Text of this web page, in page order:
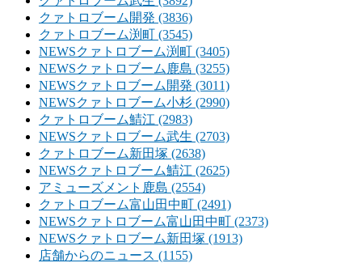
クァトロブーム開発 (3836)
クァトロブーム渕町 (3545)
NEWSクァトロブーム渕町 (3405)
NEWSクァトロブーム鹿島 (3255)
NEWSクァトロブーム開発 (3011)
NEWSクァトロブーム小杉 (2990)
クァトロブーム鯖江 (2983)
NEWSクァトロブーム武生 (2703)
クァトロブーム新田塚 (2638)
NEWSクァトロブーム鯖江 (2625)
アミューズメント鹿島 (2554)
クァトロブーム富山田中町 (2491)
NEWSクァトロブーム富山田中町 (2373)
NEWSクァトロブーム新田塚 (1913)
店舗からのニュース (1155)